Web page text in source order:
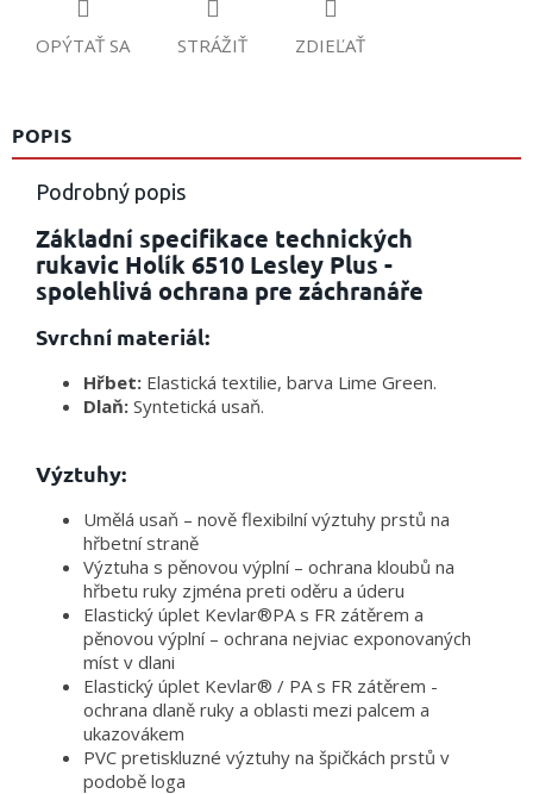
OPÝTAŤ SA STRÁŽIŤ ZDIEĽAŤ
POPIS
Podrobný popis
Základní specifikace technických
rukavic Holík 6510 Lesley Plus -
spolehlivá ochrana pre záchranáře
Svrchní materiál:
Hřbet: Elastická textilie, barva Lime Green.
Dlaň: Syntetická usaň.
Výztuhy:
Umělá usaň – nově flexibilní výztuhy prstů na
hřbetní straně
Výztuha s pěnovou výplní – ochrana kloubů na
hřbetu ruky zjména preti oděru a úderu
Elastický úplet Kevlar®PA s FR zátěrem a
pěnovou výplní – ochrana nejviac exponovaných
míst v dlani
Elastický úplet Kevlar® / PA s FR zátěrem -
ochrana dlaně ruky a oblasti mezi palcem a
ukazovákem
PVC pretiskluzné výztuhy na špičkách prstů v
podobě loga